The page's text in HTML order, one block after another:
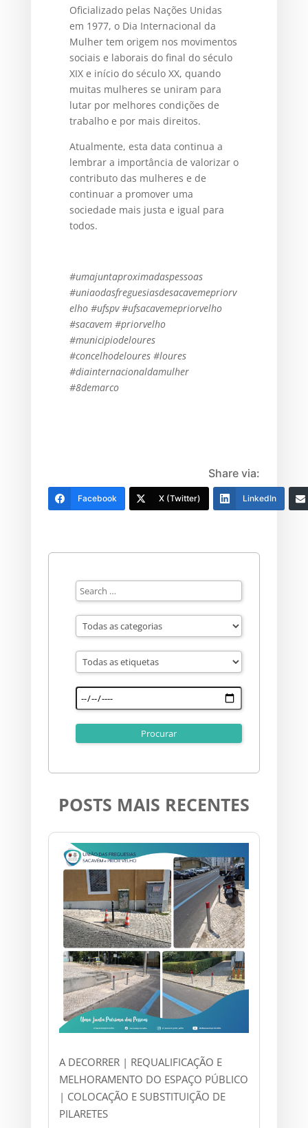
Oficializado pelas Nações Unidas
em 1977, o Dia Internacional da
Mulher tem origem nos movimentos
sociais e laborais do final do século
XIX e início do século XX, quando
muitas mulheres se uniram para
lutar por melhores condições de
trabalho e por mais direitos.
Atualmente, esta data continua a
lembrar a importância de valorizar o
contributo das mulheres e de
continuar a promover uma
sociedade mais justa e igual para
todos.
#umajuntaproximadaspessoas
#uniaodasfreguesiasdesacavemepriorv
elho #ufspv #ufsacavemepriorvelho
#sacavem #priorvelho
#municipiodeloures
#concelhodeloures #loures
#diainternacionaldamulher
#8demarco
Share via:
Facebook X (Twitter) LinkedIn
POSTS MAIS RECENTES
A DECORRER | REQUALIFICAÇÃO E
MELHORAMENTO DO ESPAÇO PÚBLICO
| COLOCAÇÃO E SUBSTITUIÇÃO DE
PILARETES